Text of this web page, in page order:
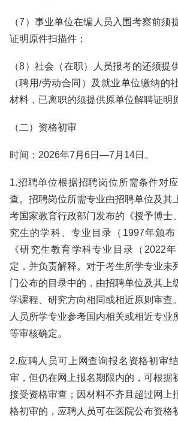
（7）事业单位在编人员入围考察前须
证明原件扫描件；
（8）社会（在职）人员报考的还须提
（聘用/劳动合同）及就业单位缴纳的
材料，已离职的须提供原单位解聘证明
（二）资格初审
时间：2026年7月6日—7月14日。
1.招聘单位根据招聘岗位所需条件对
查。招聘岗位所需专业由招聘单位及其
考国家教育行政部门发布的《授予博士
究生的学科、专业目录（1997年颁布
《研究生教育学科专业目录（2022
定，并负责解释。对于考生所学专业未
门公布的目录中的，由招聘单位及其上
学课程、研究方向相同或相近原则审查
人员所学专业参考国内相关或相近专业
等审核确定。
2.应聘人员可上网查询报名资格初审
审，但仍在网上报名期限内的，可根据
接受资格审查；因材料不齐且超过网上
格初审的，应聘人员可在医院公布资格